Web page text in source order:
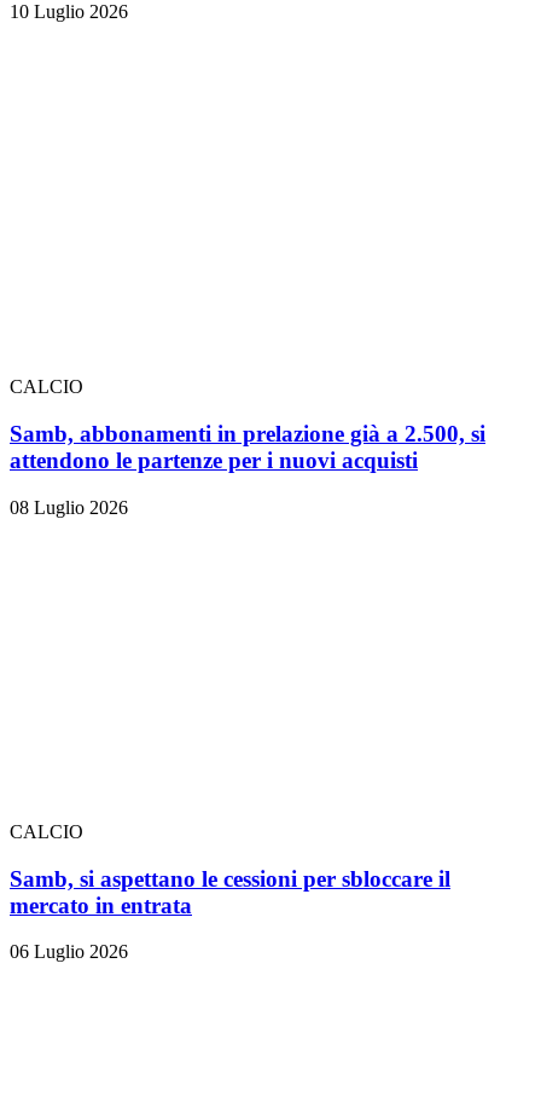
10 Luglio 2026
CALCIO
Samb, abbonamenti in prelazione già a 2.500, si
attendono le partenze per i nuovi acquisti
08 Luglio 2026
CALCIO
Samb, si aspettano le cessioni per sbloccare il
mercato in entrata
06 Luglio 2026